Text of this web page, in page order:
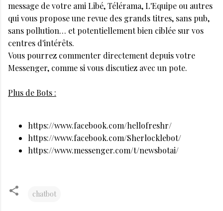
message de votre ami Libé, Télérama, L'Equipe ou autres
qui vous propose une revue des grands titres, sans pub,
sans pollution… et potentiellement bien ciblée sur vos
centres d'intérêts.
Vous pourrez commenter directement depuis votre
Messenger, comme si vous discutiez avec un pote.
Plus de Bots :
https://www.facebook.com/hellofreshr/
https://www.facebook.com/Sherlocklebot/
https://www.messenger.com/t/newsbotai/
chatbot